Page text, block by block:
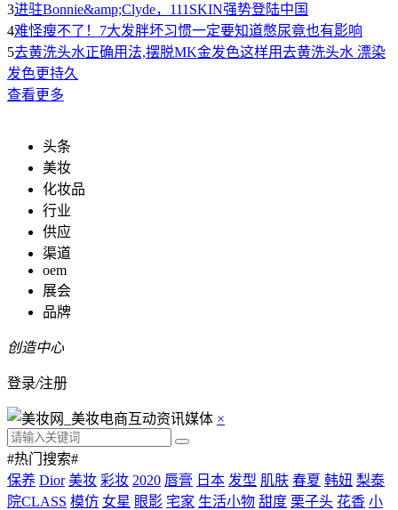
3进驻Bonnie&amp;Clyde，111SKIN强势登陆中国
4难怪瘦不了！7大发胖坏习惯一定要知道憋尿竟也有影响
5去黄洗头水正确用法,摆脱MK金发色这样用去黄洗头水 漂染
发色更持久
查看更多
头条
美妆
化妆品
行业
供应
渠道
oem
展会
品牌
创造中心
登录/注册
×
#热门搜索#
保养 Dior 美妆 彩妆 2020 唇膏 日本 发型 肌肤 春夏 韩妞 梨泰
院CLASS 模仿 女星 眼影 宅家 生活小物 甜度 栗子头 花香 小